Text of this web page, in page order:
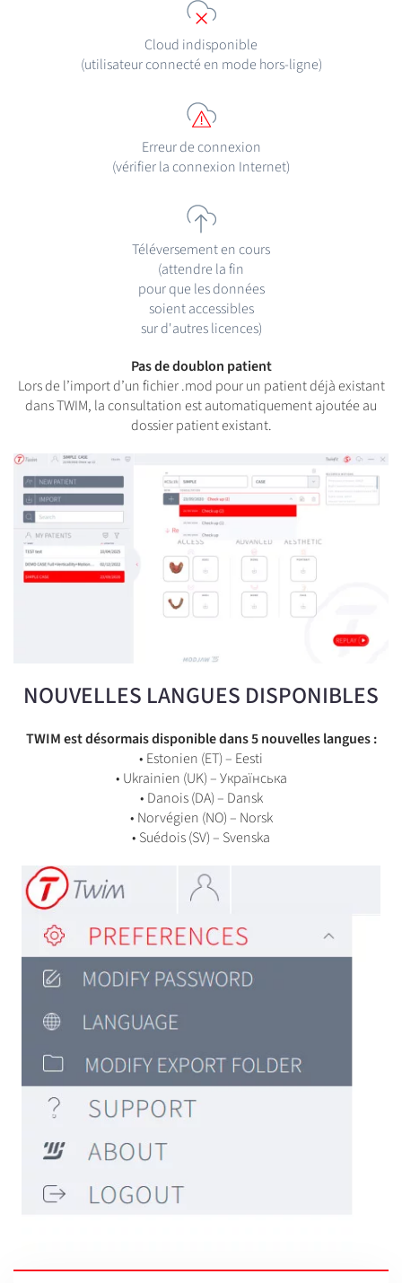
Cloud indisponible
(utilisateur connecté en mode hors-ligne)
Erreur de connexion
(vérifier la connexion Internet)
Téléversement en cours
(attendre la fin
pour que les données
soient accessibles
sur d'autres licences)
Pas de doublon patient
Lors de l’import d’un fichier .mod pour un patient déjà existant
dans TWIM, la consultation est automatiquement ajoutée au
dossier patient existant.
NOUVELLES LANGUES DISPONIBLES
TWIM est désormais disponible dans 5 nouvelles langues :
• Estonien (ET) – Eesti
• Ukrainien (UK) – Українська
• Danois (DA) – Dansk
• Norvégien (NO) – Norsk
• Suédois (SV) – Svenska